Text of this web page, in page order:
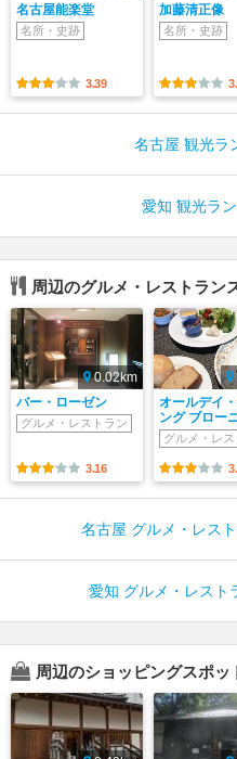
名古屋能楽堂
名所・史跡
3.39
加藤清正像
名所・史跡
名古屋 観光ラ
愛知 観光ラ
周辺のグルメ・レストラン
0.02km
バー・ローゼン
グルメ・レストラン
3.16
オールデイ
ング ブロー
グルメ・レス
名古屋 グルメ・レス
愛知 グルメ・レスト
周辺のショッピングスポッ